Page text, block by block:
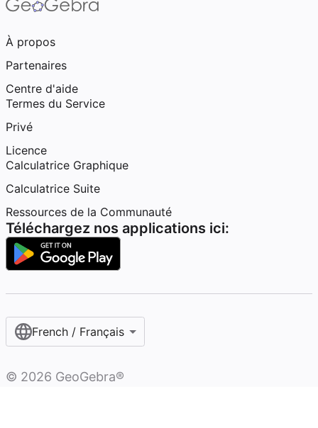
À propos
Partenaires
Centre d'aide
Termes du Service
Privé
Licence
Calculatrice Graphique
Calculatrice Suite
Ressources de la Communauté
Téléchargez nos applications ici:
French / Français‎
© 2026 GeoGebra®